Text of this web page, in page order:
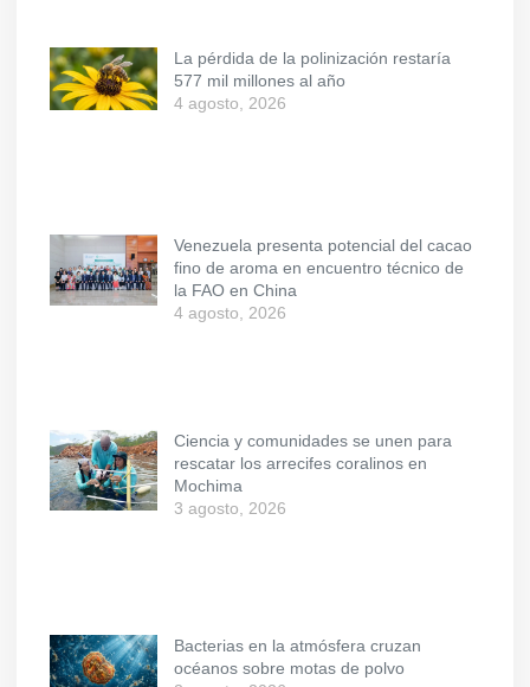
La pérdida de la polinización restaría
577 mil millones al año
4 agosto, 2026
Venezuela presenta potencial del cacao
fino de aroma en encuentro técnico de
la FAO en China
4 agosto, 2026
Ciencia y comunidades se unen para
rescatar los arrecifes coralinos en
Mochima
3 agosto, 2026
Bacterias en la atmósfera cruzan
océanos sobre motas de polvo